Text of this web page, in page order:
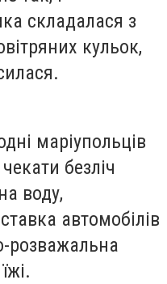
складалася з
кульок,
маріупольців
безліч
воду,
автомобілів
розважальна